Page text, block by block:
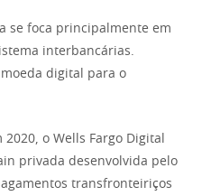
se foca principalmente em
interbancárias.
digital para o
o Wells Fargo Digital
privada desenvolvida pelo
transfronteiriços